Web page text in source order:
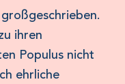
ihren
Populus nicht
ehrliche